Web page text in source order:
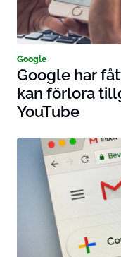
Google
Google har
kan förlora
YouTube